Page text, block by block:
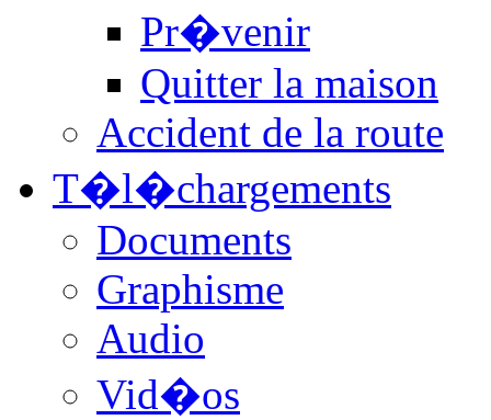
Pr�venir
Quitter la maison
Accident de la route
T�l�chargements
Documents
Graphisme
Audio
Vid�os